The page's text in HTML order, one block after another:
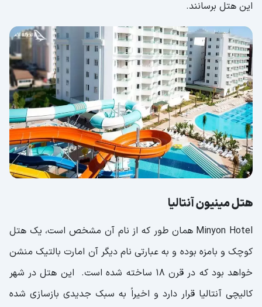
این هتل برسانند‌.
هتل مینیون آنتالیا
Minyon Hotel همان‌ طور که از نام آن مشخص است، یک هتل
کوچک و بامزه بوده و به عبارتی نام دیگر آن امارت بالتیک منشن
خواهد بود که در قرن ۱۸ ساخته شده است. این هتل در شهر
کالیچی آنتالیا قرار دارد و اخیراً به سبک جدیدی بازسازی شده